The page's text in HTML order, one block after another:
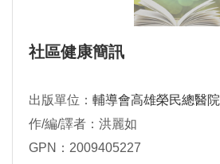
社區健康簡訊
出版單位： 輔導會高雄榮民總醫院
作/編/譯者：洪麗如
GPN：2009405227